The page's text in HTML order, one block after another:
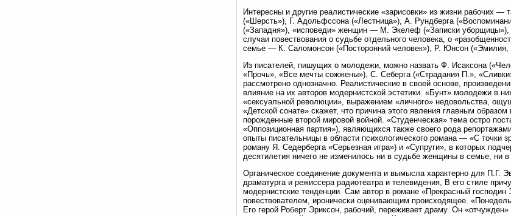
Интересны и другие реалистические «зарисовки» из жизни рабочих
(«Шерсть»), Г. Адольфссона («Лестница»), А. Рундберга
(«Западня»), «исповеди» женщин — М. Экелеф («Записки
случаи повествования о судьбе отдельного человека, о
семье — К. Саломонсон («Посторонний человек»), Р. Юнсон («Эмилия,
Из писателей, пишущих о молодежи, можно назвать Ф. Исаксона
«Прочь», «Все мечты сожжены»), С. Себерга («Страдания П.»,
рассмотрено однозначно. Реалистические в своей основе,
влияние на их авторов модернистской эстетики. «Бунт» молодежи в
«сексуальной революции», выражением «личного» недовольства,
«Детской сонате» скажет, что причина этого явления главным
порожденные второй мировой войной. «Студенческая» тема остро
«Оппозиционная партия»), являющихся также своего рода
опыты писательницы в области психологического романа — «С точки
роману Я. Седерберга «Серьезная игра») и «Супруги», в которых
десятилетия ничего не изменилось ни в судьбе женщины в семье, ни в
Органическое соединение документа и вымысла характерно для П.Г.
драматурга и режиссера радиотеатра и телевидения, В его стиле
модернистские тенденции. Сам автор в романе «Прекрасный господин
повествователем, иронически оценивающим происходящее.
Его герой Роберт Эриксон, рабочий, переживает драму. Он